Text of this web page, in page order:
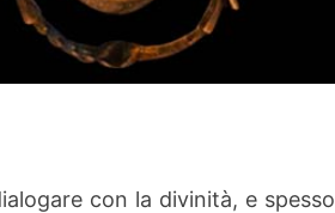
con la divinità, e spesso